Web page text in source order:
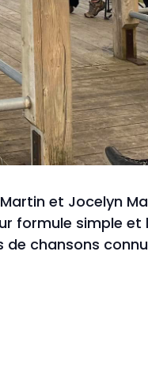
et Jocelyn
formule simple et
chansons